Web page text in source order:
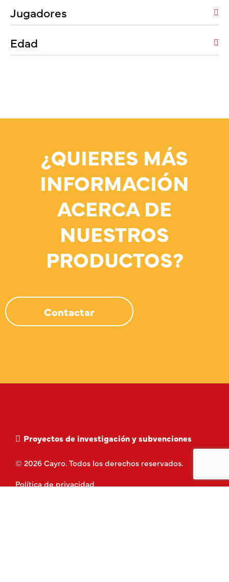
Jugadores
Edad
¿QUIERES MÁS
INFORMACIÓN
ACERCA DE
NUESTROS
PRODUCTOS?
Contactar
Proyectos de investigación y subvenciones
© 2026 Cayro. Todos los derechos reservados.
Política de privacidad